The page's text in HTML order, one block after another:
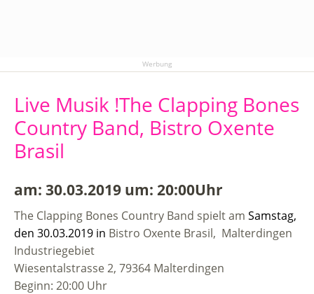
Werbung
Live Musik !The Clapping Bones
Country Band, Bistro Oxente
Brasil
am: 30.03.2019 um: 20:00Uhr
The Clapping Bones Country Band spielt am Samstag,
den 30.03.2019 in Bistro Oxente Brasil, Malterdingen
Industriegebiet
Wiesentalstrasse 2, 79364 Malterdingen
Beginn: 20:00 Uhr